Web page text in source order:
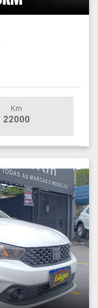
Km
22000